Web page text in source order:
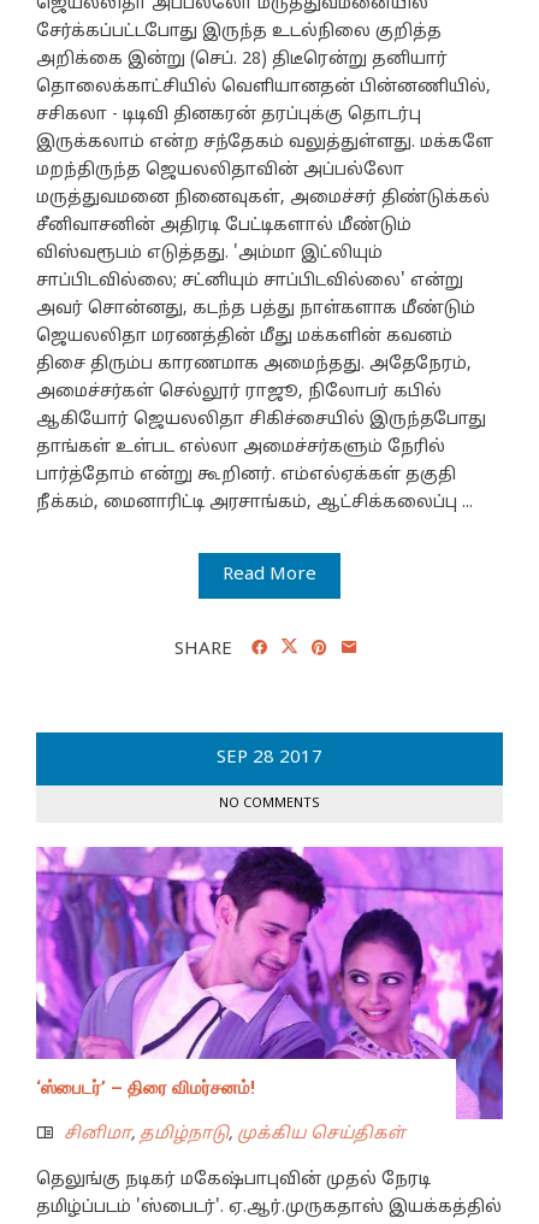
சேர்க்கப்பட்டபோது இருந்த உடல்நிலை குறித்த
அறிக்கை இன்று (செப். 28) திடீரென்று தனியார்
தொலைக்காட்சியில் வெளியானதன் பின்னணியில்,
சசிகலா - டிடிவி தினகரன் தரப்புக்கு தொடர்பு
இருக்கலாம் என்ற சந்தேகம் வலுத்துள்ளது. மக்களே
மறந்திருந்த ஜெயலலிதாவின் அப்பல்லோ
மருத்துவமனை நினைவுகள், அமைச்சர் திண்டுக்கல்
சீனிவாசனின் அதிரடி பேட்டிகளால் மீண்டும்
விஸ்வரூபம் எடுத்தது. 'அம்மா இட்லியும்
சாப்பிடவில்லை; சட்னியும் சாப்பிடவில்லை' என்று
அவர் சொன்னது, கடந்த பத்து நாள்களாக மீண்டும்
ஜெயலலிதா மரணத்தின் மீது மக்களின் கவனம்
திசை திரும்ப காரணமாக அமைந்தது. அதேநேரம்,
அமைச்சர்கள் செல்லூர் ராஜூ, நிலோபர் கபில்
ஆகியோர் ஜெயலலிதா சிகிச்சையில் இருந்தபோது
தாங்கள் உள்பட எல்லா அமைச்சர்களும் நேரில்
பார்த்தோம் என்று கூறினர். எம்எல்ஏக்கள் தகுதி
நீக்கம், மைனாரிட்டி அரசாங்கம், ஆட்சிக்கலைப்பு ...
Read More
SHARE
SEP 28 2017
NO COMMENTS
‘ஸ்பைடர்’ – திரை விமர்சனம்!
சினிமா, தமிழ்நாடு, முக்கிய செய்திகள்
தெலுங்கு நடிகர் மகேஷ்பாபுவின் முதல் நேரடி
தமிழ்ப்படம் 'ஸ்பைடர்'. ஏ.ஆர்.முருகதாஸ் இயக்கத்தில்